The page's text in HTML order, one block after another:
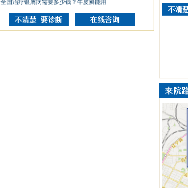
全国治疗银屑病需要多少钱？牛皮癣能用